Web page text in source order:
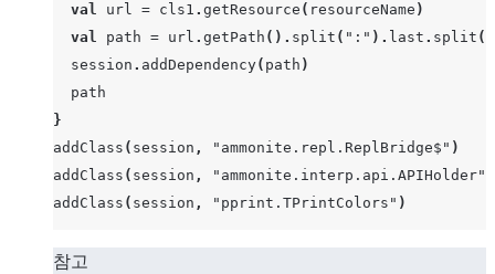
val
url = cls1 . getResource ( resourceName )
val
path = url . getPath (). split ( ":" ). last . split (
session . addDependency( path )
path
}
addClass ( session , "ammonite.repl.ReplBridge$" )
addClass ( session , "ammonite.interp.api.APIHolder"
addClass ( session , "pprint.TPrintColors" )
참고